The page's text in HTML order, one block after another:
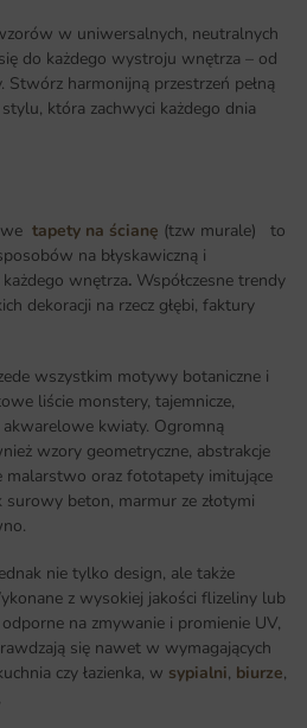
w uniwersalnych, neutralnych
do każdego wystroju wnętrza – od
Stwórz harmonijną przestrzeń pełną
która zachwyci każdego dnia
tapety na ścianę (tzw murale) to
na błyskawiczną i
wnętrza. Współczesne trendy
dekoracji na rzecz głębi, faktury
wszystkim motywy botaniczne i
liście monstery, tajemnicze,
kwiaty. Ogromną
wzory geometryczne, abstrakcje
malarstwo oraz fototapety imitujące
surowy beton, marmur ze złotymi
nie tylko design, ale także
z wysokiej jakości flizeliny lub
na zmywanie i promienie UV,
się nawet w wymagających
czy łazienka, w sypialni, biurze,